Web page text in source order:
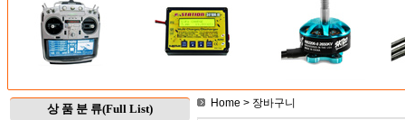
상 품 분 류(Full List) Home > 장바구니